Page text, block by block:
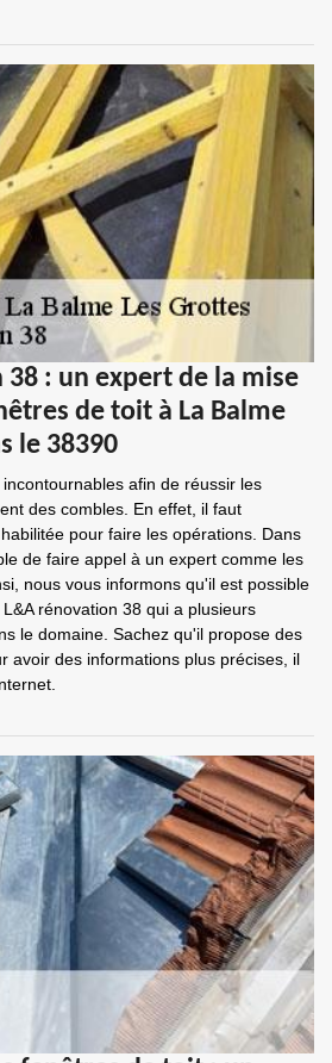
: un expert de la mise
de toit à La Balme
le 38390
afin de réussir les
des combles. En effet, il faut
pour faire les opérations. Dans
de faire appel à un expert comme les
nous vous informons qu'il est possible
rénovation 38 qui a plusieurs
le domaine. Sachez qu'il propose des
avoir des informations plus précises, il